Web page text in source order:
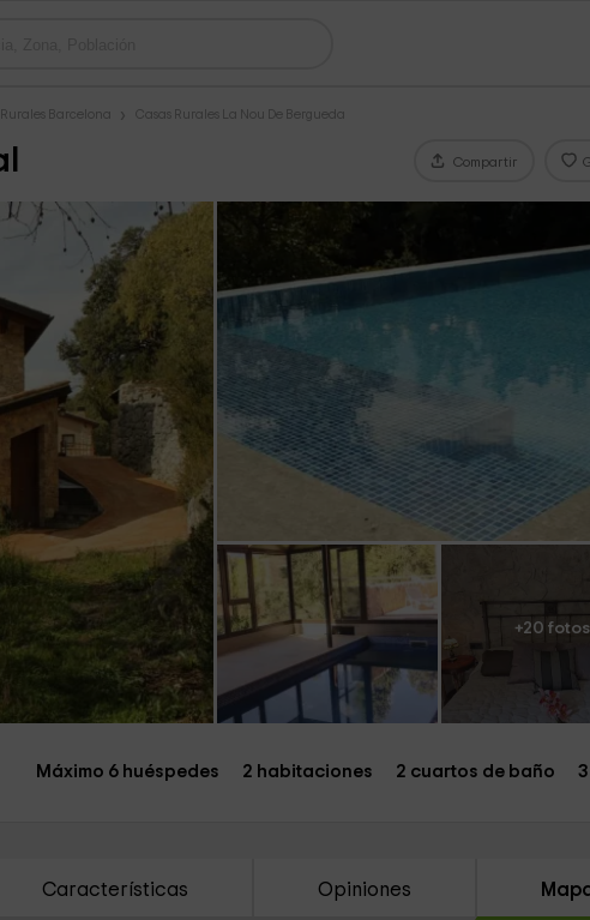
Barcelona Casas Rurales La Nou De Bergueda
Compartir
+20 fotos
Máximo 6 huéspedes 2 habitaciones 2 cuartos de baño
Características Opiniones